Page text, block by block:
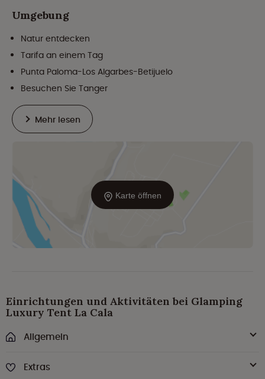
Karte öffnen
Umgebung
Natur entdecken
Tarifa an einem Tag
Punta Paloma-Los Algarbes-Betijuelo
Besuchen Sie Tanger
Mehr lesen
Einrichtungen und Aktivitäten bei Glamping
Luxury Tent La Cala
Allgemein
Extras